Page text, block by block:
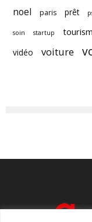
noel paris prêt
soin startup
vidéo
voiture